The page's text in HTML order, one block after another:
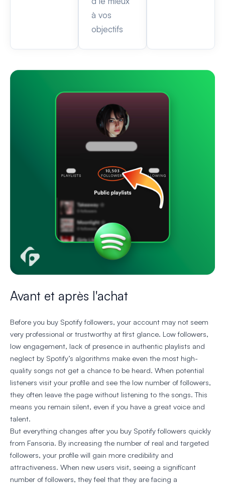
à vos
objectifs
Avant et après l'achat
Before you buy Spotify followers, your account may not seem
very professional or trustworthy at first glance. Low followers,
low engagement, lack of presence in authentic playlists and
neglect by Spotify’s algorithms make even the most high-
quality songs not get a chance to be heard. When potential
listeners visit your profile and see the low number of followers,
they often leave the page without listening to the songs. This
means you remain silent, even if you have a great voice and
talent.
But everything changes after you buy Spotify followers quickly
from Fansoria. By increasing the number of real and targeted
followers, your profile will gain more credibility and
attractiveness. When new users visit, seeing a significant
number of followers, they feel that they are facing a